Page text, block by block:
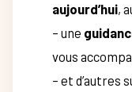
aujourd’hui,
– une
vous
– et d’autres